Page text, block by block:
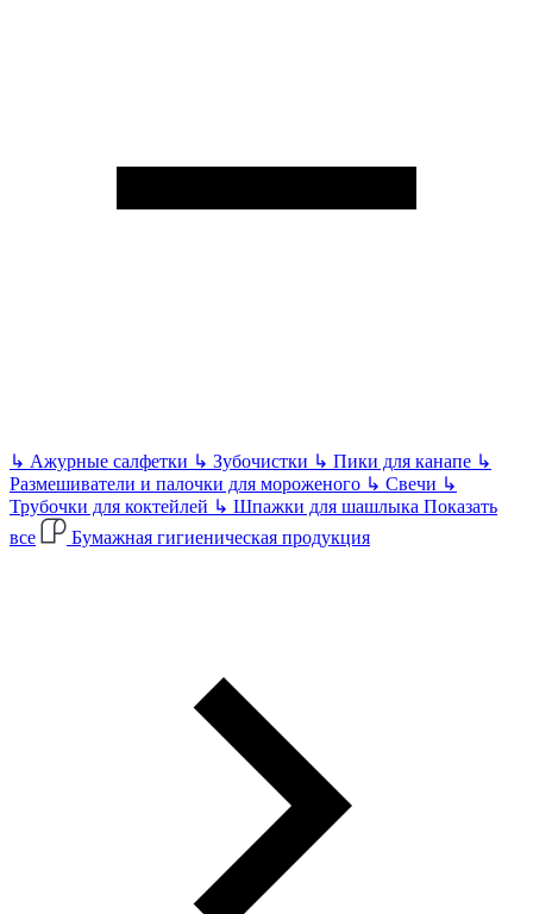
↳ Ажурные салфетки ↳ Зубочистки ↳ Пики для канапе ↳
Размешиватели и палочки для мороженого ↳ Свечи ↳
Трубочки для коктейлей ↳ Шпажки для шашлыка Показать
все
Бумажная гигиеническая продукция